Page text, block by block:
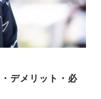
デメリット・必